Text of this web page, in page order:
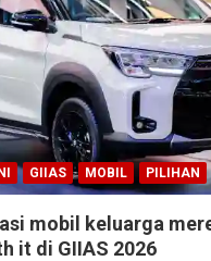
GIIAS MOBIL PILIHAN
mobil keluarga
it di GIIAS 2026